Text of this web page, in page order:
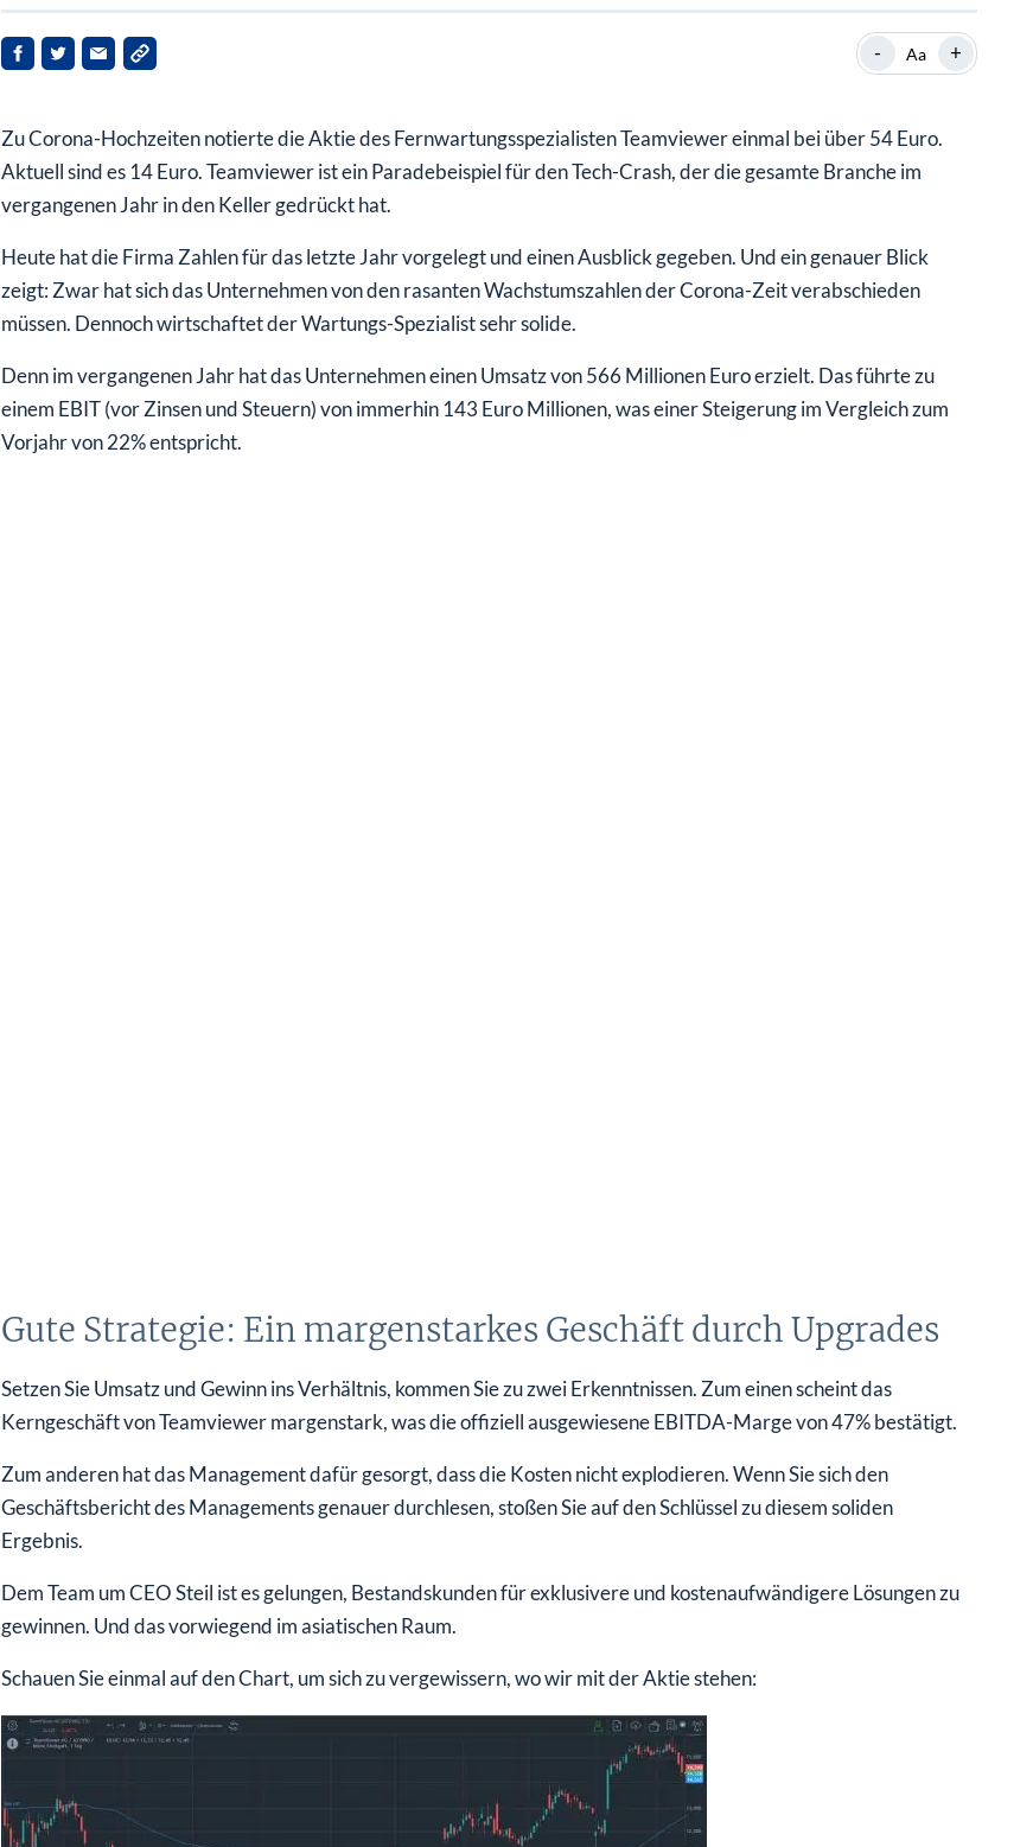
RATGEBER
SHOP WEBINARE RATGEBER
RATGEBER
- Aa +
Zu Corona-Hochzeiten notierte die Aktie des Fernwartungsspezialisten Teamviewer einmal bei über 54 Euro.
Aktuell sind es 14 Euro. Teamviewer ist ein Paradebeispiel für den Tech-Crash, der die gesamte Branche im
vergangenen Jahr in den Keller gedrückt hat.
Heute hat die Firma Zahlen für das letzte Jahr vorgelegt und einen Ausblick gegeben. Und ein genauer Blick
zeigt: Zwar hat sich das Unternehmen von den rasanten Wachstumszahlen der Corona-Zeit verabschieden
müssen. Dennoch wirtschaftet der Wartungs-Spezialist sehr solide.
Denn im vergangenen Jahr hat das Unternehmen einen Umsatz von 566 Millionen Euro erzielt. Das führte zu
einem EBIT (vor Zinsen und Steuern) von immerhin 143 Euro Millionen, was einer Steigerung im Vergleich zum
Vorjahr von 22% entspricht.
Gute Strategie: Ein margenstarkes Geschäft durch Upgrades
Setzen Sie Umsatz und Gewinn ins Verhältnis, kommen Sie zu zwei Erkenntnissen. Zum einen scheint das
Kerngeschäft von Teamviewer margenstark, was die offiziell ausgewiesene EBITDA-Marge von 47% bestätigt.
Zum anderen hat das Management dafür gesorgt, dass die Kosten nicht explodieren. Wenn Sie sich den
Geschäftsbericht des Managements genauer durchlesen, stoßen Sie auf den Schlüssel zu diesem soliden
Ergebnis.
Dem Team um CEO Steil ist es gelungen, Bestandskunden für exklusivere und kostenaufwändigere Lösungen zu
gewinnen. Und das vorwiegend im asiatischen Raum.
Schauen Sie einmal auf den Chart, um sich zu vergewissern, wo wir mit der Aktie stehen: